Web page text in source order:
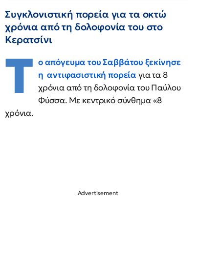
Συγκλονιστική πορεία για τα οκτώ
χρόνια από τη δολοφονία του στο
Κερατσίνι
Τ ο απόγευμα του Σαββάτου ξεκίνησε
η αντιφασιστική πορεία για τα 8
χρόνια από τη δολοφονία του Παύλου
Φύσσα. Με κεντρικό σύνθημα «8
χρόνια.